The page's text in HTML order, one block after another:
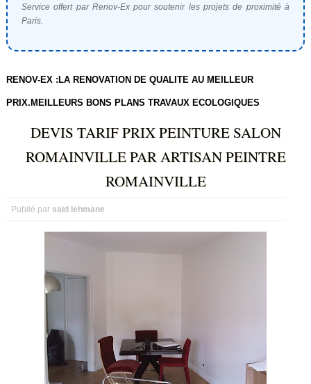
Service offert par Renov-Ex pour soutenir les projets de proximité à
Paris.
RENOV-EX :LA RENOVATION DE QUALITE AU MEILLEUR
PRIX.MEILLEURS BONS PLANS TRAVAUX ECOLOGIQUES
DEVIS TARIF PRIX PEINTURE SALON
ROMAINVILLE PAR ARTISAN PEINTRE
ROMAINVILLE
Publié par said lehmane